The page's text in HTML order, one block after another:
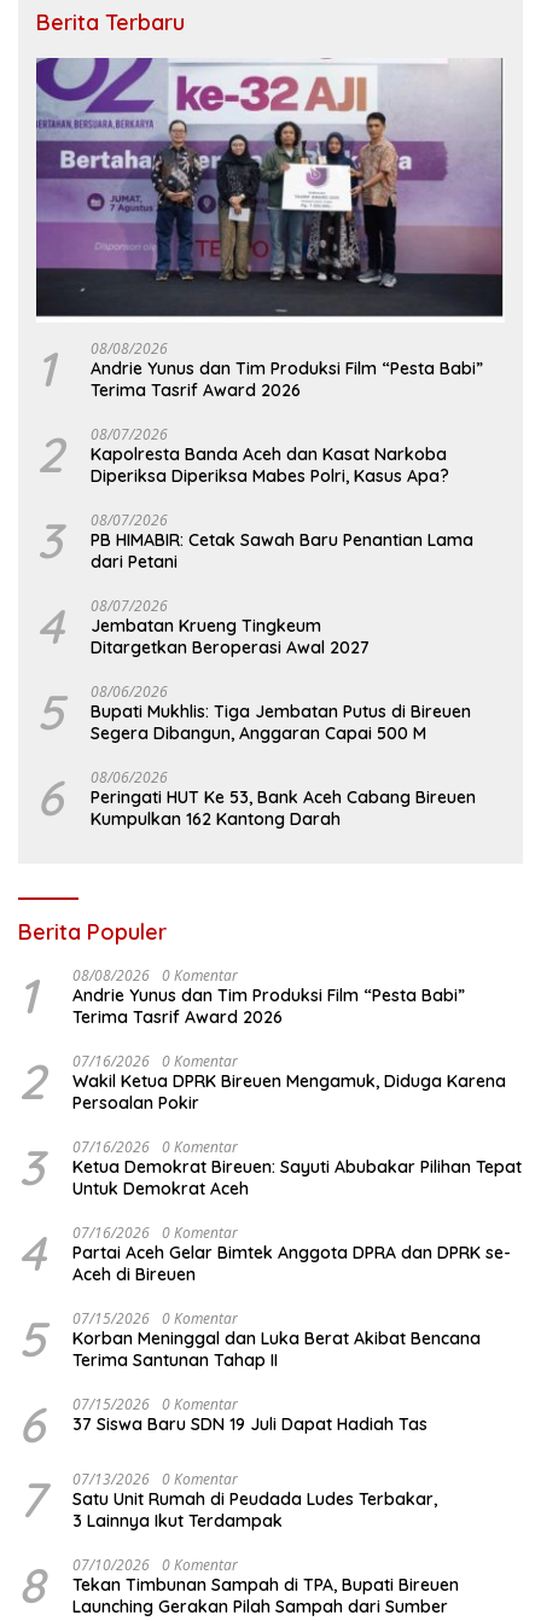
Berita Terbaru
1 08/08/2026
Andrie Yunus dan Tim Produksi Film “Pesta Babi”
Terima Tasrif Award 2026
2 08/07/2026
Kapolresta Banda Aceh dan Kasat Narkoba
Diperiksa Diperiksa Mabes Polri, Kasus Apa?
3 08/07/2026
PB HIMABIR: Cetak Sawah Baru Penantian Lama
dari Petani
4 08/07/2026
Jembatan Krueng Tingkeum
Ditargetkan Beroperasi Awal 2027
5 08/06/2026
Bupati Mukhlis: Tiga Jembatan Putus di Bireuen
Segera Dibangun, Anggaran Capai 500 M
6 08/06/2026
Peringati HUT Ke 53, Bank Aceh Cabang Bireuen
Kumpulkan 162 Kantong Darah
Berita Populer
1 08/08/2026 0 Komentar
Andrie Yunus dan Tim Produksi Film “Pesta Babi”
Terima Tasrif Award 2026
2 07/16/2026 0 Komentar
Wakil Ketua DPRK Bireuen Mengamuk, Diduga Karena
Persoalan Pokir
3 07/16/2026 0 Komentar
Ketua Demokrat Bireuen: Sayuti Abubakar Pilihan Tepat
Untuk Demokrat Aceh
4 07/16/2026 0 Komentar
Partai Aceh Gelar Bimtek Anggota DPRA dan DPRK se-
Aceh di Bireuen
5 07/15/2026 0 Komentar
Korban Meninggal dan Luka Berat Akibat Bencana
Terima Santunan Tahap II
6 07/15/2026 0 Komentar
37 Siswa Baru SDN 19 Juli Dapat Hadiah Tas
7 07/13/2026 0 Komentar
Satu Unit Rumah di Peudada Ludes Terbakar,
3 Lainnya Ikut Terdampak
8 07/10/2026 0 Komentar
Tekan Timbunan Sampah di TPA, Bupati Bireuen
Launching Gerakan Pilah Sampah dari Sumber